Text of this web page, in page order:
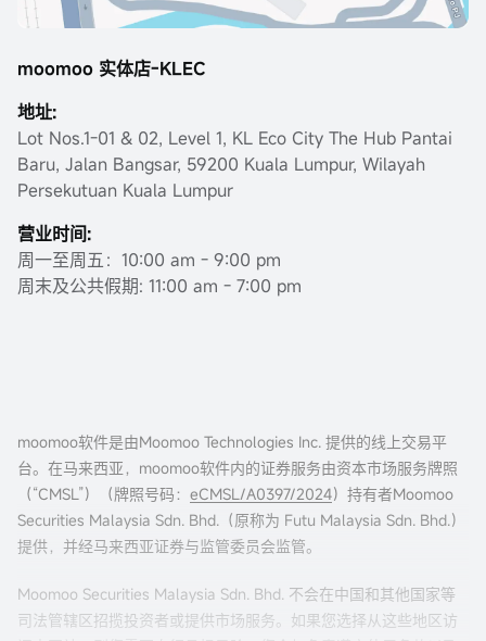
moomoo 实体店-KLEC
地址:
Lot Nos.1-01 & 02, Level 1, KL Eco City The Hub Pantai
Baru, Jalan Bangsar, 59200 Kuala Lumpur, Wilayah
Persekutuan Kuala Lumpur
营业时间:
周一至周五：10:00 am - 9:00 pm
周末及公共假期: 11:00 am - 7:00 pm
moomoo软件是由Moomoo Technologies Inc. 提供的线上交易平
台。在马来西亚，moomoo软件内的证券服务由资本市场服务牌照
（“CMSL”）（牌照号码： eCMSL/A0397/2024）持有者Moomoo
Securities Malaysia Sdn. Bhd.（原称为 Futu Malaysia Sdn. Bhd.）
提供，并经马来西亚证券与监管委员会监管。
Moomoo Securities Malaysia Sdn. Bhd. 不会在中国和其他国家等
司法管辖区招揽投资者或提供市场服务。如果您选择从这些地区访